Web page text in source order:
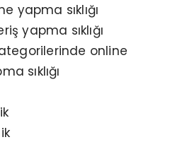
yapma sıklığı
yapma sıklığı
online
sıklığı